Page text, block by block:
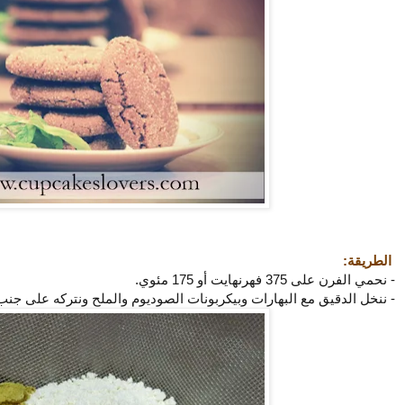
الطريقة:
- نحمي الفرن على 375 فهرنهايت أو 175 مئوي.
- ننخل الدقيق مع البهارات وبيكربونات الصوديوم والملح ونتركه على